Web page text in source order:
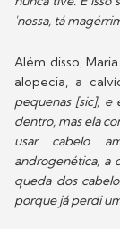
'nossa, tá
Além disso,
alopecia, a
pequenas [sic], e
dentro, mas ela
usar cabelo
androgenética, a
queda dos
porque já perdi